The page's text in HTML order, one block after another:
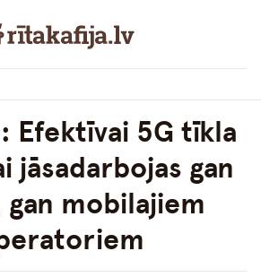
Efektīvai 5G tīkla
jāsadarbojas gan
mobilajiem